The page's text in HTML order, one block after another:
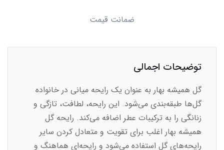
ضمانت قیمت
توضیحات اجمالی
گل همیشه بهار به عنوان یک رایحه میانی در خانواده
گل‌ها طبقه‌بندی می‌شود. این رایحه، لطافت، تازگی و
زنانگی را به ترکیبات عطر اضافه می‌کند. رایحه گل
همیشه بهار اغلب برای تقویت و متعادل کردن سایر
رایحه‌های گل استفاده می‌شود و رایحه‌ای هماهنگ و